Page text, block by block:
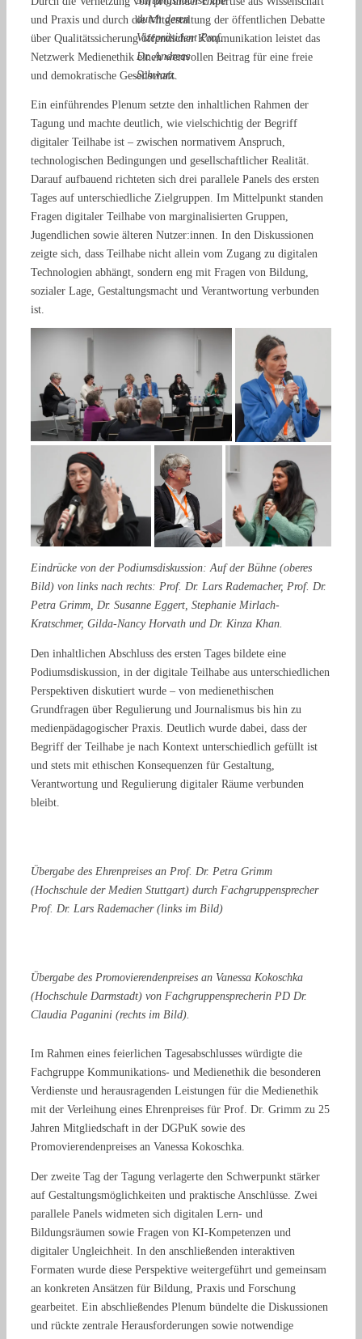
und Praxis und durch die Mitgestaltung der öffentlichen Debatte
über Qualitätssicherung öffentlicher Kommunikation leistet das
Netzwerk Medienethik einen wertvollen Beitrag für eine freie
und demokratische Gesellschaft.
durch deren
Vizepräsident Prof.
Dr. Andreas
Schwarz.
Ein einführendes Plenum setzte den inhaltlichen Rahmen der
Tagung und machte deutlich, wie vielschichtig der Begriff
digitaler Teilhabe ist – zwischen normativem Anspruch,
technologischen Bedingungen und gesellschaftlicher Realität.
Darauf aufbauend richteten sich drei parallele Panels des ersten
Tages auf unterschiedliche Zielgruppen. Im Mittelpunkt standen
Fragen digitaler Teilhabe von marginalisierten Gruppen,
Jugendlichen sowie älteren Nutzer:innen. In den Diskussionen
zeigte sich, dass Teilhabe nicht allein vom Zugang zu digitalen
Technologien abhängt, sondern eng mit Fragen von Bildung,
sozialer Lage, Gestaltungsmacht und Verantwortung verbunden
ist.
Eindrücke von der Podiumsdiskussion: Auf der Bühne (oberes
Bild) von links nach rechts: Prof. Dr. Lars Rademacher, Prof. Dr.
Petra Grimm, Dr. Susanne Eggert, Stephanie Mirlach-
Kratschmer, Gilda-Nancy Horvath und Dr. Kinza Khan.
Den inhaltlichen Abschluss des ersten Tages bildete eine
Podiumsdiskussion, in der digitale Teilhabe aus unterschiedlichen
Perspektiven diskutiert wurde – von medienethischen
Grundfragen über Regulierung und Journalismus bis hin zu
medienpädagogischer Praxis. Deutlich wurde dabei, dass der
Begriff der Teilhabe je nach Kontext unterschiedlich gefüllt ist
und stets mit ethischen Konsequenzen für Gestaltung,
Verantwortung und Regulierung digitaler Räume verbunden
bleibt.
Übergabe des Ehrenpreises an Prof. Dr. Petra Grimm
(Hochschule der Medien Stuttgart) durch Fachgruppensprecher
Prof. Dr. Lars Rademacher (links im Bild)
Übergabe des Promovierendenpreises an Vanessa Kokoschka
(Hochschule Darmstadt) von Fachgruppensprecherin PD Dr.
Claudia Paganini (rechts im Bild).
Im Rahmen eines feierlichen Tagesabschlusses würdigte die
Fachgruppe Kommunikations- und Medienethik die besonderen
Verdienste und herausragenden Leistungen für die Medienethik
mit der Verleihung eines Ehrenpreises für Prof. Dr. Grimm zu 25
Jahren Mitgliedschaft in der DGPuK sowie des
Promovierendenpreises an Vanessa Kokoschka.
Der zweite Tag der Tagung verlagerte den Schwerpunkt stärker
auf Gestaltungsmöglichkeiten und praktische Anschlüsse. Zwei
parallele Panels widmeten sich digitalen Lern- und
Bildungsräumen sowie Fragen von KI-Kompetenzen und
digitaler Ungleichheit. In den anschließenden interaktiven
Formaten wurde diese Perspektive weitergeführt und gemeinsam
an konkreten Ansätzen für Bildung, Praxis und Forschung
gearbeitet. Ein abschließendes Plenum bündelte die Diskussionen
und rückte zentrale Herausforderungen sowie notwendige